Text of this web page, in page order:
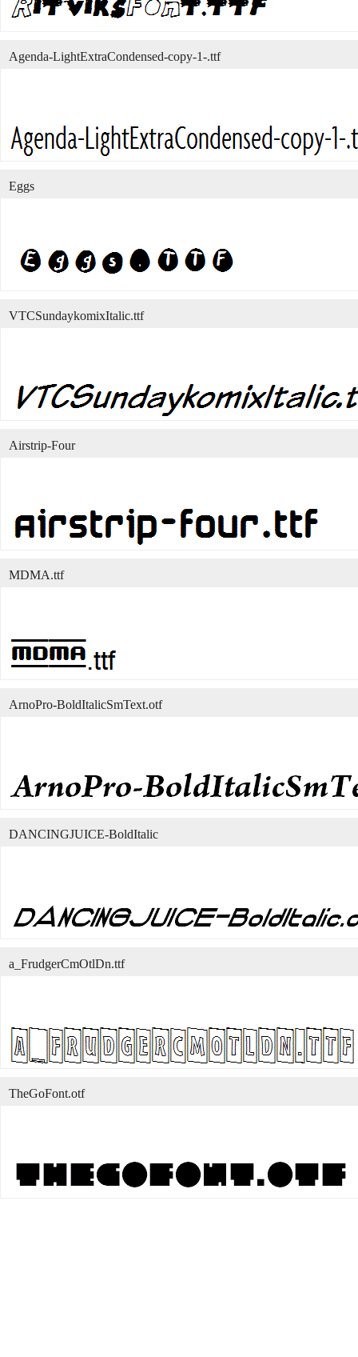
Agenda-LightExtraCondensed-copy-1-.ttf
Eggs
VTCSundaykomixItalic.ttf
Airstrip-Four
MDMA.ttf
ArnoPro-BoldItalicSmText.otf
DANCINGJUICE-BoldItalic
a_FrudgerCmOtlDn.ttf
TheGoFont.otf